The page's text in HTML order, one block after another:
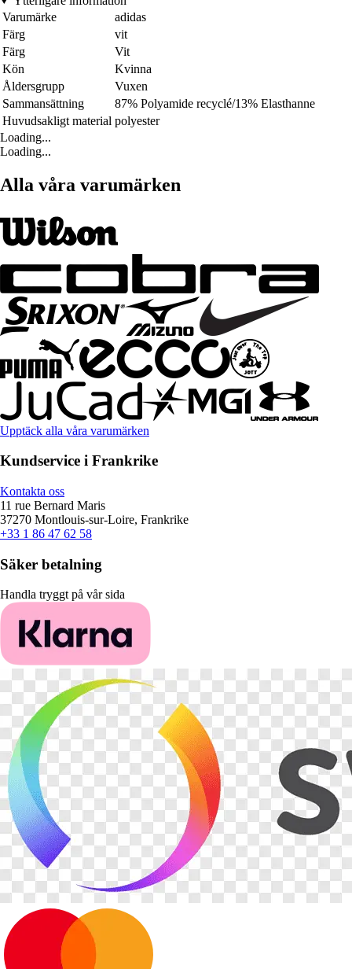
Varumärke
adidas
Färg
vit
Färg
Vit
Kön
Kvinna
Åldersgrupp
Vuxen
Sammansättning
87% Polyamide recyclé/13% Elasthanne
Huvudsakligt material polyester
Loading...
Loading...
Alla våra varumärken
Upptäck alla våra varumärken
Kundservice i Frankrike
Kontakta oss
11 rue Bernard Maris
37270 Montlouis-sur-Loire, Frankrike
+33 1 86 47 62 58
Säker betalning
Handla tryggt på vår sida